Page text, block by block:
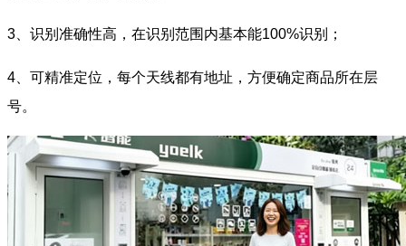
3、识别准确性高，在识别范围内基本能100%识别；
4、可精准定位，每个天线都有地址，方便确定商品所在层
号。